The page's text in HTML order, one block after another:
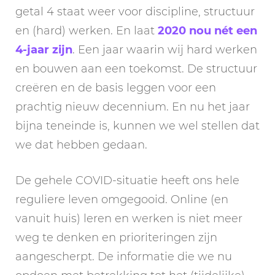
getal 4 staat weer voor discipline, structuur
en (hard) werken. En laat 2020 nou nét een
4-jaar zijn. Een jaar waarin wij hard werken
en bouwen aan een toekomst. De structuur
creëren en de basis leggen voor een
prachtig nieuw decennium. En nu het jaar
bijna teneinde is, kunnen we wel stellen dat
we dat hebben gedaan.
De gehele COVID-situatie heeft ons hele
reguliere leven omgegooid. Online (en
vanuit huis) leren en werken is niet meer
weg te denken en prioriteringen zijn
aangescherpt. De informatie die we nu